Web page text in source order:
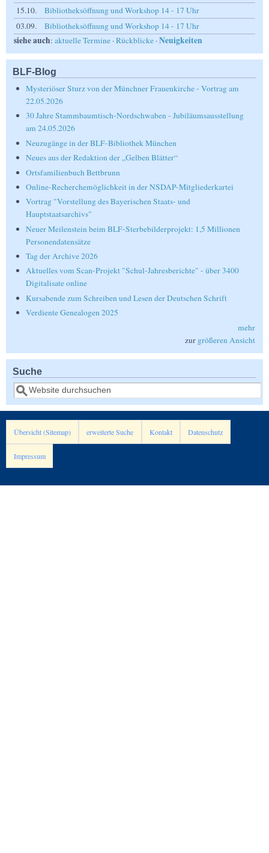
15.10.
Bibliotheksöffnung und Workshop 14 - 17 Uhr
03.09.
Bibliotheksöffnung und Workshop 14 - 17 Uhr
siehe auch: aktuelle Termine ·Rückblicke ·Neuigkeiten
BLF-Blog
Mysteriöser Sturz von der Münchner Frauenkirche - Vortrag am
22.05.2026
30 Jahre Stammbaumtisch-Nordschwaben - Jubiläumsausstellung
am 24.05.2026
Neuzugänge in der BLF-Bibliothek München
Neues aus der Redaktion der „Gelben Blätter“
Ortsfamilienbuch Bettbrunn
Online-Recherchemöglichkeit in der NSDAP-Mitgliederkartei
Vortrag "Vorstellung des Bayerischen Staats- und
Hauptstaatsarchivs"
Neuer Meilenstein beim BLF-Sterbebilderprojekt: 1,5 Millionen
Personendatensätze
Tag der Archive 2026
Aktuelles vom Scan-Projekt "Schul-Jahresberichte" - über 3400
Digitalisate online
Kursabende zum Schreiben und Lesen der Deutschen Schrift
Verdiente Genealogen 2025
mehr
zur größeren Ansicht
Suche
Suche
Übersicht (Sitemap) erweiterte Suche Kontakt Datenschutz
Impressum